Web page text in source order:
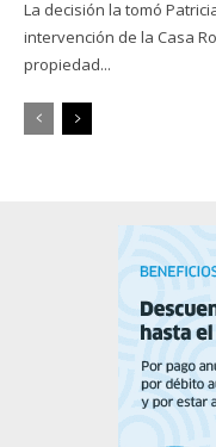
La decisión la tomó
intervención de la Casa
propiedad...